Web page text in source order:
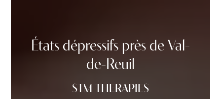
États dépressifs près de Val-
de-Reuil
STM THERAPIES